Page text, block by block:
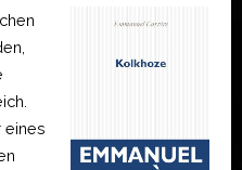
eines